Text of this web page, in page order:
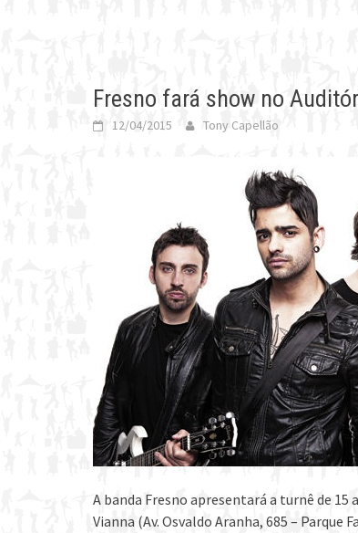
Fresno fará show no
12/04/2015 Tony Capellão
A banda Fresno apresentará a turnê de 15
Vianna (Av. Osvaldo Aranha, 685 –